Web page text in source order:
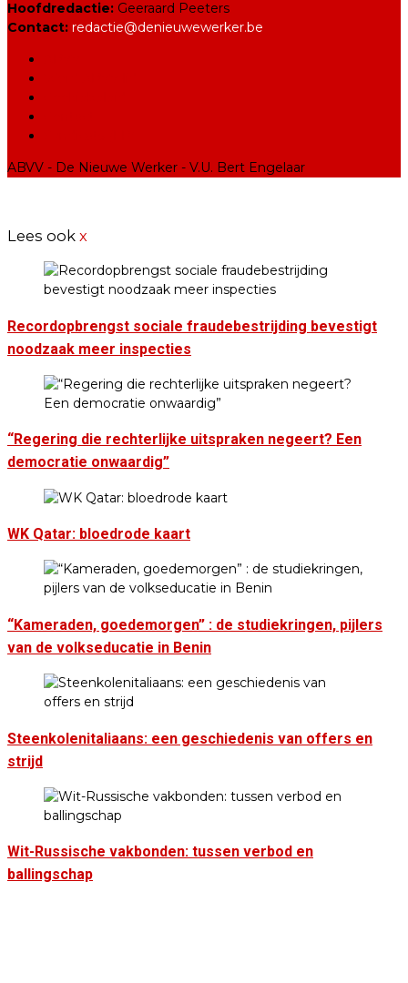
Hoofdredactie: Geeraard Peeters
Contact: redactie@denieuwewerker.be
ABVV - De Nieuwe Werker - V.U. Bert Engelaar
Lees ook x
Recordopbrengst sociale fraudebestrijding bevestigt
noodzaak meer inspecties
“Regering die rechterlijke uitspraken negeert? Een
democratie onwaardig”
WK Qatar: bloedrode kaart
“Kameraden, goedemorgen” : de studiekringen, pijlers
van de volkseducatie in Benin
Steenkolenitaliaans: een geschiedenis van offers en
strijd
Wit-Russische vakbonden: tussen verbod en
ballingschap